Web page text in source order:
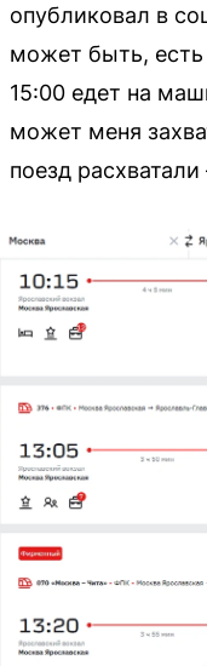
опубликовал в
может быть, есть
15:00 едет на
может меня
поезд